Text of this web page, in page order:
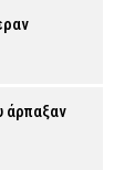
άρπαξαν